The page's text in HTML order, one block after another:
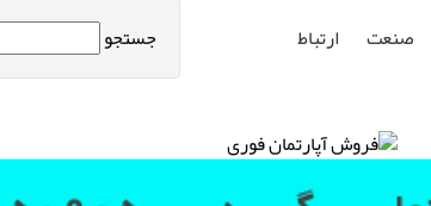
صنعت ارتباط
جستجو